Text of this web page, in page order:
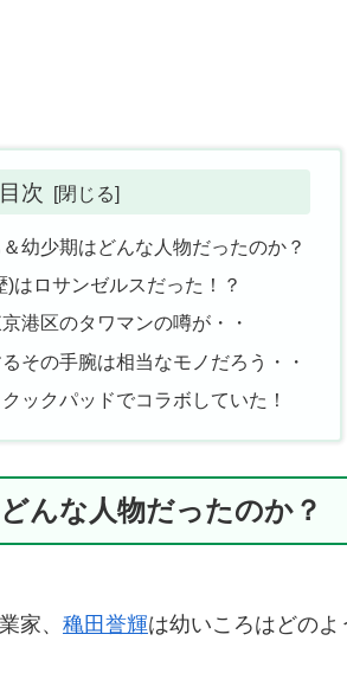
目次
幼少期はどんな人物だったのか？
はロサンゼルスだった！？
港区のタワマンの噂が・・
その手腕は相当なモノだろう・・
ックパッドでコラボしていた！
んな人物だったのか？
家、 穐田誉輝は幼いころはどの